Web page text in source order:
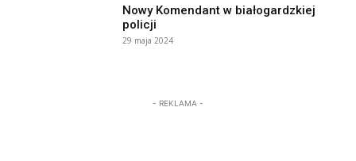
Nowy Komendant w białogardzkiej
policji
29 maja 2024
- REKLAMA -